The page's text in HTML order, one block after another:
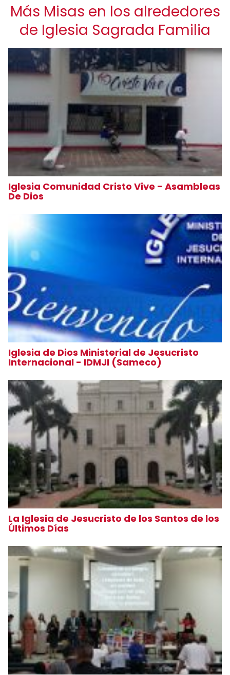
Más Misas en los alrededores
de Iglesia Sagrada Familia
Iglesia Comunidad Cristo Vive - Asambleas
De Dios
Iglesia de Dios Ministerial de Jesucristo
Internacional - IDMJI (Sameco)
La Iglesia de Jesucristo de los Santos de los
Últimos Días